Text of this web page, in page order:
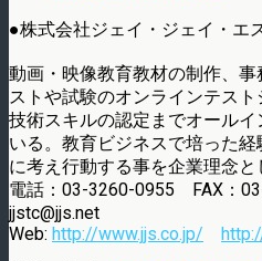
●株式会社ジェイ・ジェイ・エ
動画・映像教育教材の制作、
ストや試験のオンラインテス
技術スキルの認定までオール
いる。教育ビジネスで培った
に考え行動する事を企業理念と
電話：03-3260-0955 FAX：
jjstc@jjs.net
Web: http://www.jjs.co.jp/